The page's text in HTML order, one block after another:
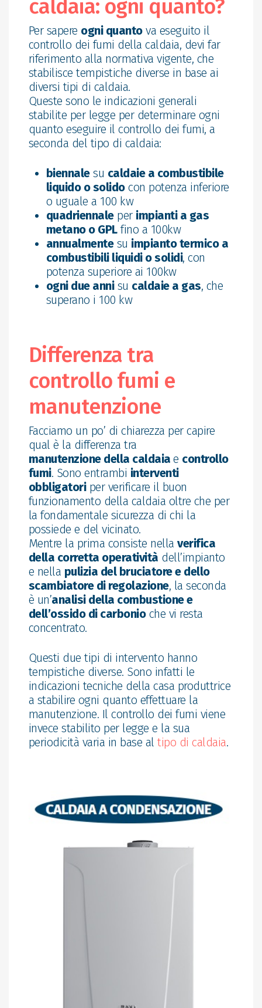
caldaia: ogni quanto?
Per sapere ogni quantova eseguito il
controllo dei fumi della caldaia, devi far
riferimento alla normativa vigente, che
stabilisce tempistiche diverse in base ai
diversi tipi di caldaia.
Queste sono le indicazioni generali
stabilite per legge per determinare ogni
quanto eseguire il controllo dei fumi, a
seconda del tipo di caldaia:
biennalesu caldaie a combustibile
liquido o solidocon potenza inferiore
o uguale a 100 kw
quadriennaleper impianti a gas
metano o GPLfino a 100kw
annualmentesu impianto termico a
combustibili liquidi o solidi, con
potenza superiore ai 100kw
ogni due annisu caldaie a gas, che
superano i 100 kw
Differenza tra
controllo fumi e
manutenzione
Facciamo un po’ di chiarezza per capire
qual è la differenza tra
manutenzione della caldaiae controllo
fumi. Sono entrambi interventi
obbligatoriper verificare il buon
funzionamento della caldaia oltre che per
la fondamentale sicurezza di chi la
possiede e del vicinato.
Mentre la prima consiste nellaverifica
della corretta operatività dell’impianto
e nella pulizia del bruciatore e dello
scambiatore di regolazione, la seconda
è un’analisi della combustione e
dell’ossido di carbonioche vi resta
concentrato.
Questi due tipi di intervento hanno
tempistiche diverse. Sono infatti le
indicazioni tecniche della casa produttrice
a stabilire ogni quanto effettuare la
manutenzione. Il controllo dei fumi viene
invece stabilito per legge e la sua
periodicità varia in base altipo di caldaia.